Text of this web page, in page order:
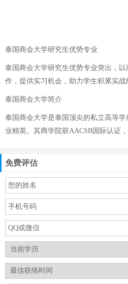
泰国商会大学研究生优势专业
泰国商会大学研究生优势专业突出，
作，提供实习机会，助力学生积累实
泰国商会大学简介
泰国商会大学是泰国顶尖的私立高等
业精英。其商学院获AACSB国际认证
免费评估